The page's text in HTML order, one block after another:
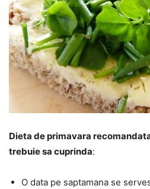
Dieta de primavara
trebuie sa cuprinda:
O data pe saptamana se